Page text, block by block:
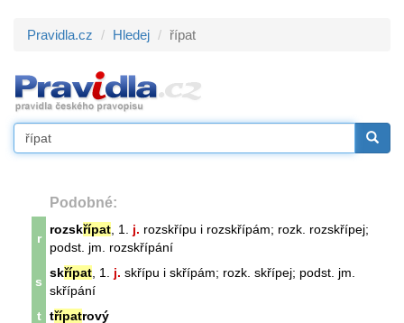
Pravidla.cz Hledej řípat
Podobné:
r
rozskřípat , 1. j. rozskřípu i rozskřípám; rozk. rozskřípej;
podst. jm. rozskřípání
s
skřípat , 1. j. skřípu i skřípám; rozk. skřípej; podst. jm.
skřípání
t třípatrový